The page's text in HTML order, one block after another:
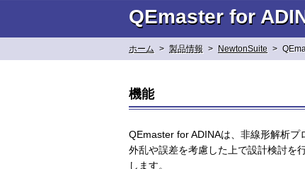
QEmaster for
ホーム > 製品情報 > NewtonSuite >
機能
QEmaster for ADINAは、非線形解析プ
外乱や誤差を考慮した上で設計検討を
します。